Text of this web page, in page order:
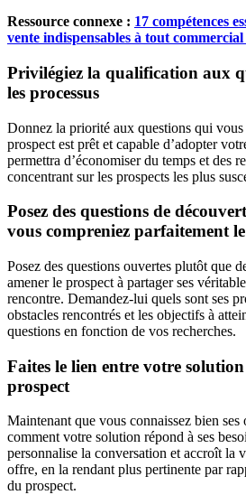
Ressource connexe : 17 compétences
vente indispensables à tout
Privilégiez la qualification aux
les processus
Donnez la priorité aux questions qui
prospect est prêt et capable d’adopter
permettra d’économiser du temps et des
concentrant sur les prospects les plus
Posez des questions de
vous compreniez parfaitement
Posez des questions ouvertes plutôt que
amener le prospect à partager ses
rencontre. Demandez-lui quels sont ses
obstacles rencontrés et les objectifs à
questions en fonction de vos recherches.
Faites le lien entre votre
prospect
Maintenant que vous connaissez bien
comment votre solution répond à ses
personnalise la conversation et accroît la
offre, en la rendant plus pertinente par
du prospect.